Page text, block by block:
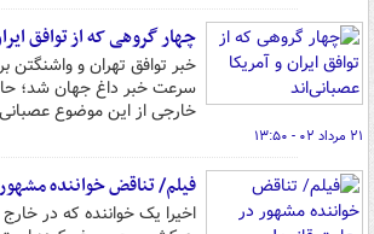
چهار گروهی که از توافق
خبر توافق تهران و واشنگتن
سرعت خبر داغ جهان شد؛
خارجی از این موضوع
۲۱ مرداد ۰۲ - ۱۳:۵۰
فیلم/ تناقض خواننده
اخیرا یک خواننده که در